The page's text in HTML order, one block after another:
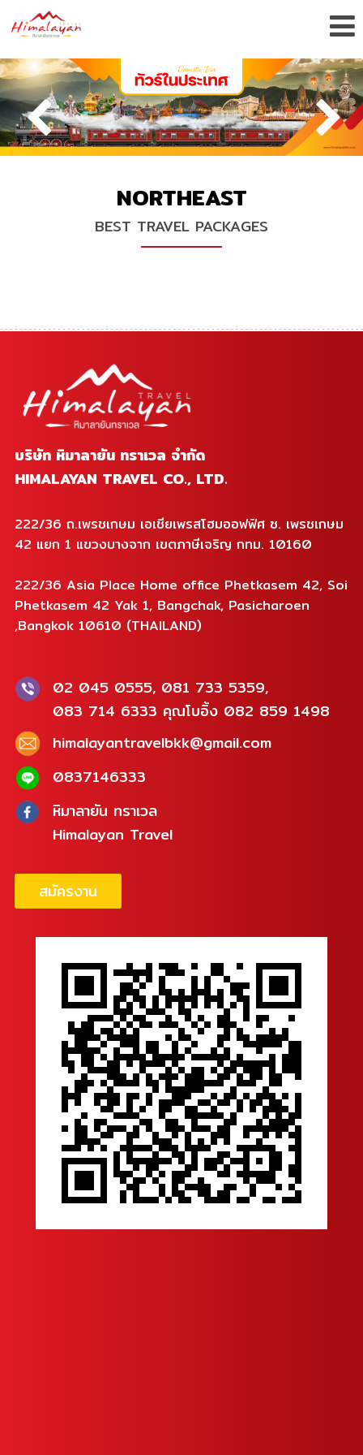
NORTHEAST
BEST TRAVEL PACKAGES
บริษัท หิมาลายัน ทราเวล จำกัด
HIMALAYAN TRAVEL CO., LTD.
222/36 ถ.เพรชเกษม เอเชียเพรสโฮมออฟฟิศ ซ. เพรชเกษม
42 แยก 1 แขวงบางจาก เขตภาษีเจริญ กทม. 10160
222/36 Asia Place Home office Phetkasem 42, Soi
Phetkasem 42 Yak 1, Bangchak, Pasicharoen
,Bangkok 10610 (THAILAND)
02 045 0555, 081 733 5359,
083 714 6333 คุณโบอิ้ง 082 859 1498
himalayantravelbkk@gmail.com
0837146333
หิมาลายัน ทราเวล
Himalayan Travel
สมัครงาน